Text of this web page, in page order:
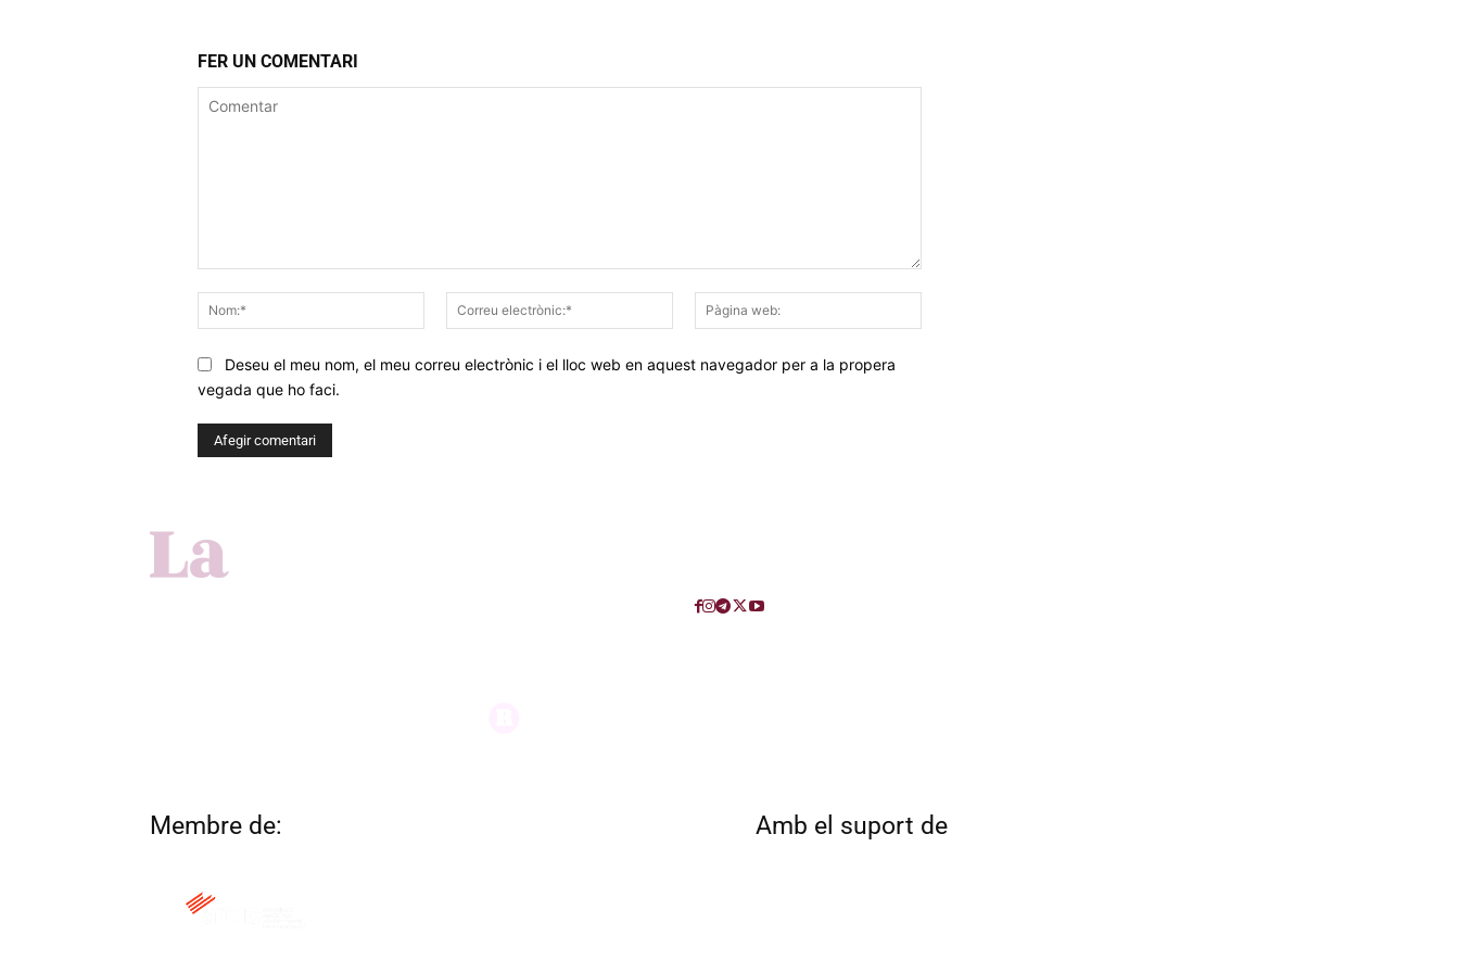
FER UN COMENTARI
Nom:*
Correu
electrònic:*
web:
Deseu el meu nom, el meu correu electrònic i el lloc web en aquest navegador per a la propera
vegada que ho faci.
Membre de: Amb el suport de